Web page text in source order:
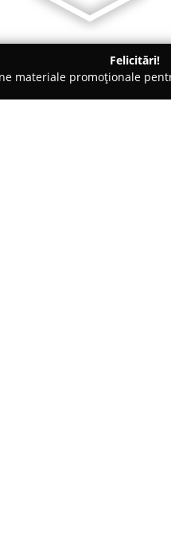
Felicitări!
materiale promoționale